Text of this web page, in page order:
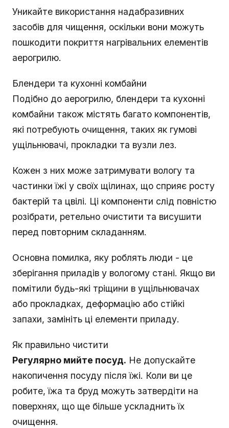
Уникайте використання надабразивних
засобів для чищення, оскільки вони можуть
пошкодити покриття нагрівальних елементів
аерогрилю.
Блендери та кухонні комбайни
Подібно до аерогрилю, блендери та кухонні
комбайни також містять багато компонентів,
які потребують очищення, таких як гумові
ущільнювачі, прокладки та вузли лез.
Кожен з них може затримувати вологу та
частинки їжі у своїх щілинах, що сприяє росту
бактерій та цвілі. Ці компоненти слід повністю
розібрати, ретельно очистити та висушити
перед повторним складанням.
Основна помилка, яку роблять люди - це
зберігання приладів у вологому стані. Якщо ви
помітили будь-які тріщини в ущільнювачах
або прокладках, деформацію або стійкі
запахи, замініть ці елементи приладу.
Як правильно чистити
Регулярно мийте посуд. Не допускайте
накопичення посуду після їжі. Коли ви це
робите, їжа та бруд можуть затвердіти на
поверхнях, що ще більше ускладнить їх
очищення.